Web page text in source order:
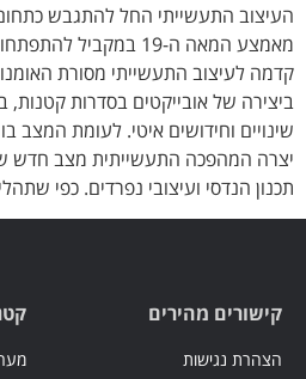
העיצוב התעשייתי החל להתגבש
מאמצע המאה ה-19
קדמה לעיצוב התעשייתי מסורת
ביצירה של אובייקטים בסדרות
שינויים וחידושים איטי. לעומת המצב
יצרה המהפכה התעשייתית מצב חדש
תכנון הנדסי ועיצובי נפרדים. כפי
קישורים מהירים
הצהרת נגישות